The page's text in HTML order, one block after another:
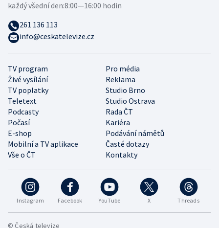
Instagram Facebook YouTube X Threads
TV program
Pro média
Živé vysílání
Reklama
TV poplatky
Studio Brno
Teletext
Studio Ostrava
Podcasty
Rada ČT
Počasí
Kariéra
E-shop
Podávání námětů
Mobilní a TV aplikace
Časté dotazy
Vše o ČT
Kontakty
každý všední den:8:00—16:00 hodin
261 136 113
info@ceskatelevize.cz
© Česká televize